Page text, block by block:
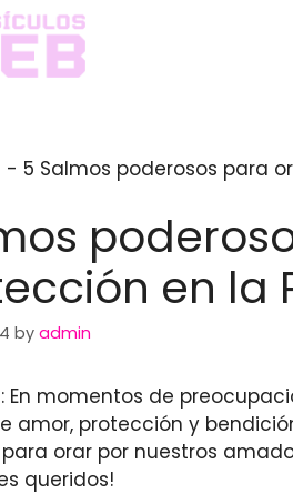
- 5 Salmos poderosos para
en la
by admin
En momentos de
amor, protección y
orar por nuestros
queridos!